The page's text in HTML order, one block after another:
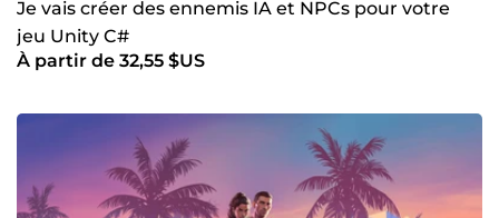
Je vais créer des ennemis IA et NPCs pour votre
jeu Unity C#
À partir de 32,55 $US